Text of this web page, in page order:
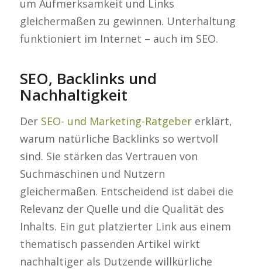
um Aufmerksamkeit und Links
gleichermaßen zu gewinnen. Unterhaltung
funktioniert im Internet – auch im SEO.
SEO, Backlinks und
Nachhaltigkeit
Der SEO- und Marketing-Ratgebererklärt,
warum natürliche Backlinks so wertvoll
sind. Sie stärken das Vertrauen von
Suchmaschinen und Nutzern
gleichermaßen. Entscheidend ist dabei die
Relevanz der Quelle und die Qualität des
Inhalts. Ein gut platzierter Link aus einem
thematisch passenden Artikel wirkt
nachhaltiger als Dutzende willkürliche